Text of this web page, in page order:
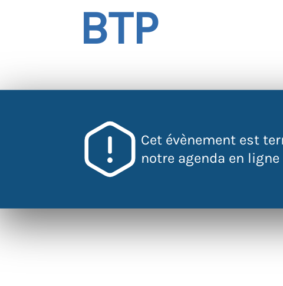
Cet évènement est
notre agenda en
BTP